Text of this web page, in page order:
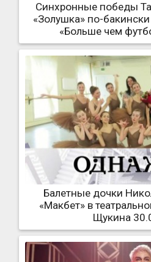
Синхронные победы
«Золушка» по-
«Больше чем
Балетные дочки
«Макбет» в
Щукина